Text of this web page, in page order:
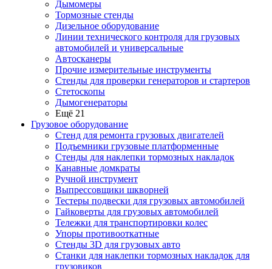
Дымомеры
Тормозные стенды
Дизельное оборудование
Линии технического контроля для грузовых
автомобилей и универсальные
Автосканеры
Прочие измерительные инструменты
Стенды для проверки генераторов и стартеров
Стетоскопы
Дымогенераторы
Ещё 21
Грузовое оборудование
Стенд для ремонта грузовых двигателей
Подъемники грузовые платформенные
Стенды для наклепки тормозных накладок
Канавные домкраты
Ручной инструмент
Выпрессовщики шкворней
Тестеры подвески для грузовых автомобилей
Гайковерты для грузовых автомобилей
Тележки для транспортировки колес
Упоры противооткатные
Стенды 3D для грузовых авто
Станки для наклепки тормозных накладок для
грузовиков